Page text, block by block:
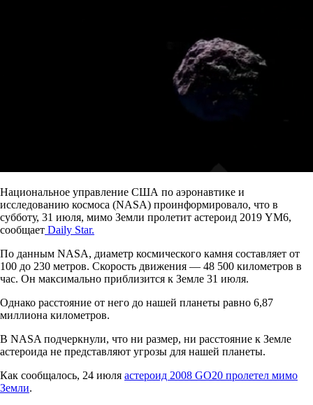
Национальное управление США по аэронавтике и
исследованию космоса (NASA) проинформировало, что в
субботу, 31 июля, мимо Земли пролетит астероид 2019 YM6,
сообщает Daily Star.
По данным NASA, диаметр космического камня составляет от
100 до 230 метров. Скорость движения — 48 500 километров в
час. Он максимально приблизится к Земле 31 июля.
Однако расстояние от него до нашей планеты равно 6,87
миллиона километров.
В NASA подчеркнули, что ни размер, ни расстояние к Земле
астероида не представляют угрозы для нашей планеты.
Как сообщалось, 24 июля астероид 2008 GO20 пролетел мимо
Земли.